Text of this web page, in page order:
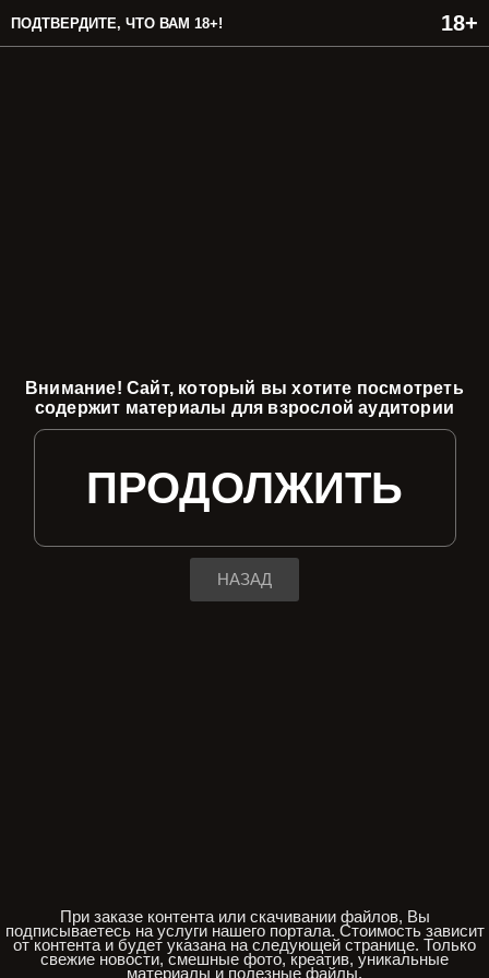
ПОДТВЕРДИТЕ, ЧТО ВАМ 18+!
Внимание! Сайт, который вы хотите посмотреть
содержит материалы для взрослой аудитории
ПРОДОЛЖИТЬ
НАЗАД
При заказе контента или скачивании файлов, Вы
подписываетесь на услуги нашего портала. Стоимость зависит
от контента и будет указана на следующей странице. Только
свежие новости, смешные фото, креатив, уникальные
материалы и полезные файлы.